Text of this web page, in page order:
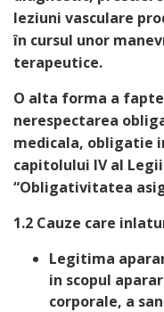
leziuni vasculare
în cursul unor
terapeutice.
O alta forma a
nerespectarea
medicala, obligatie
capitolului IV al
“Obligativitatea
1.2 Cauze care
Legitima
in scopul
corporale, a